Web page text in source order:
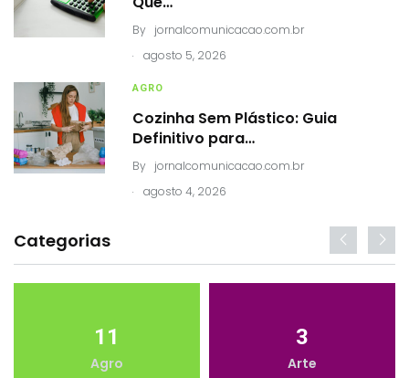
By jornalcomunicacao.com.br
.
agosto 5, 2026
AGRO
Cozinha Sem Plástico: Guia
Definitivo para…
By jornalcomunicacao.com.br
.
agosto 4, 2026
Categorias
11
Agro
3
Arte